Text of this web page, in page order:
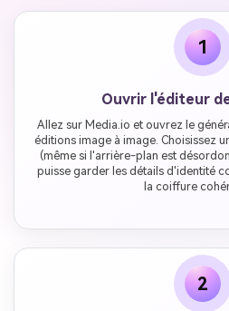
1
Ouvrir l'éditeur
Allez sur Media.io et ouvrez le
éditions image à image. Choisissez
(même si l'arrière-plan est
puisse garder les détails d'identité
la coiffure
2